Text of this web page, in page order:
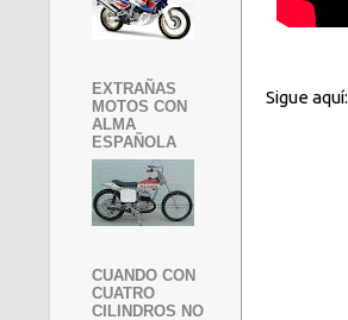
Sigue aquí:
EXTRAÑAS
MOTOS CON
ALMA
ESPAÑOLA
CUANDO CON
CUATRO
CILINDROS NO